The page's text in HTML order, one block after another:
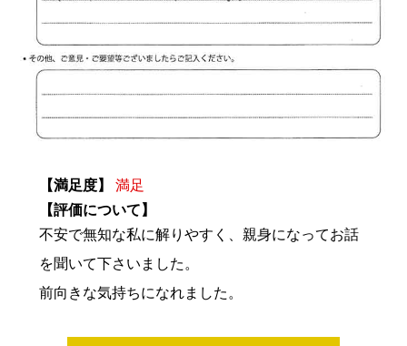
【満足度】
満足
【評価について】
不安で無知な私に解りやすく、親身になってお話
を聞いて下さいました。
前向きな気持ちになれました。